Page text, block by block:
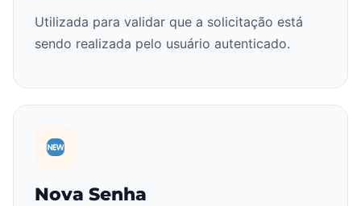
Utilizada para validar que a solicitação está
sendo realizada pelo usuário autenticado.
Nova Senha